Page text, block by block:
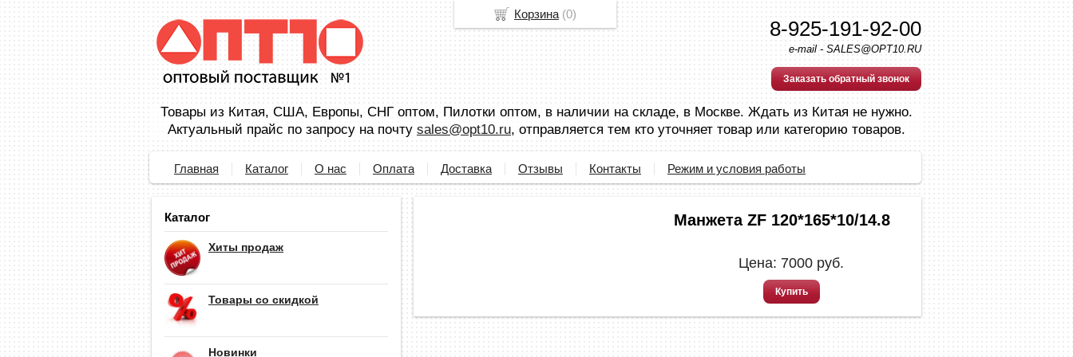
8-925-191-92-00
e-mail - SALES@OPT10.RU
Заказать обратный звонок
Товары из Китая, США, Европы, СНГ оптом, Пилотки оптом, в наличии на складе, в Москве. Ждать из Китая не нужно.
Актуальный прайс по запросу на почту sales@opt10.ru, отправляется тем кто уточняет товар или категорию товаров.
Главная Каталог О нас Оплата Доставка Отзывы Контакты Режим и условия работы
Каталог
Хиты продаж
Товары со скидкой
Новинки
Манжета ZF 120*165*10/14.8
Цена: 7000 руб.
Купить
Корзина (0)